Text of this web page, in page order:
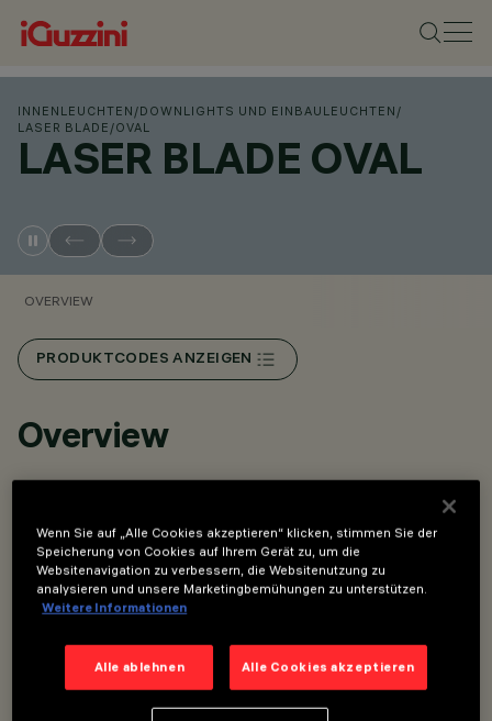
INNENLEUCHTEN /DOWNLIGHTS UND EINBAULEUCHTEN /
LASER BLADE /OVAL
LASER BLADE OVAL
OVERVIEW
PRODUKTCODES ANZEIGEN
Overview
Auch eine neue Version von Laser Blade High Contrast mit
ovaler Optik wurde entwickelt, die sich für längere und
engere Räume wie Korridore oder Durchgangs-,
Kommunikations- und Abstellzimmer zwischen angrenzenden
Räumlichkeiten eignet. Die neue ovale Lichtverteilung besteht
aus zwei Emissionsarten, nämlich longitudinal und transversal,
um maximale Flexibilität bei der Anwendung und Installation zu
ermöglichen.
Wenn Sie auf „Alle Cookies akzeptieren“ klicken, stimmen Sie der
Speicherung von Cookies auf Ihrem Gerät zu, um die
Websitenavigation zu verbessern, die Websitenutzung zu
analysieren und unsere Marketingbemühungen zu unterstützen.
Weitere Informationen
Alle ablehnen Alle Cookies akzeptieren